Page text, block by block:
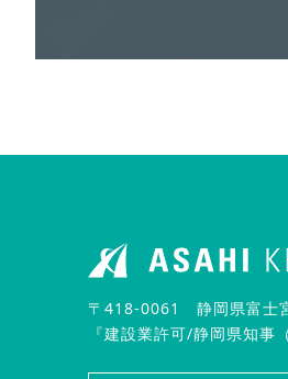
〒418-0061 静岡県富士
『建設業許可/静岡県知事